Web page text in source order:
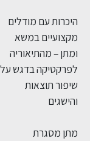
היכרות עם מודלים
מקצועיים במשא
ומתן – מהתיאוריה
לפרקטיקה בדגש על
שיפור תוצאות
והישגים
מתן מסגרת